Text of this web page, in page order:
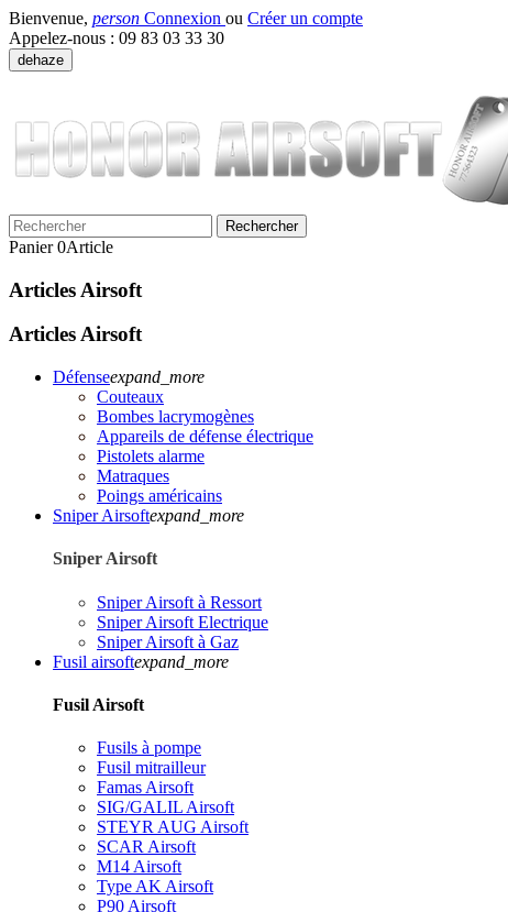
Bienvenue, person Connexion ou Créer un compte
Appelez-nous : 09 83 03 33 30
dehaze
Rechercher
Panier 0Article
Articles Airsoft
Articles Airsoft
Défenseexpand_more
Couteaux
Bombes lacrymogènes
Appareils de défense électrique
Pistolets alarme
Matraques
Poings américains
Sniper Airsoftexpand_more
Sniper Airsoft
Sniper Airsoft à Ressort
Sniper Airsoft Electrique
Sniper Airsoft à Gaz
Fusil airsoftexpand_more
Fusil Airsoft
Fusils à pompe
Fusil mitrailleur
Famas Airsoft
SIG/GALIL Airsoft
STEYR AUG Airsoft
SCAR Airsoft
M14 Airsoft
Type AK Airsoft
P90 Airsoft